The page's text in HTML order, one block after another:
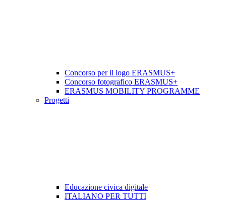
Concorso per il logo ERASMUS+
Concorso fotografico ERASMUS+
ERASMUS MOBILITY PROGRAMME
Progetti
Educazione civica digitale
ITALIANO PER TUTTI